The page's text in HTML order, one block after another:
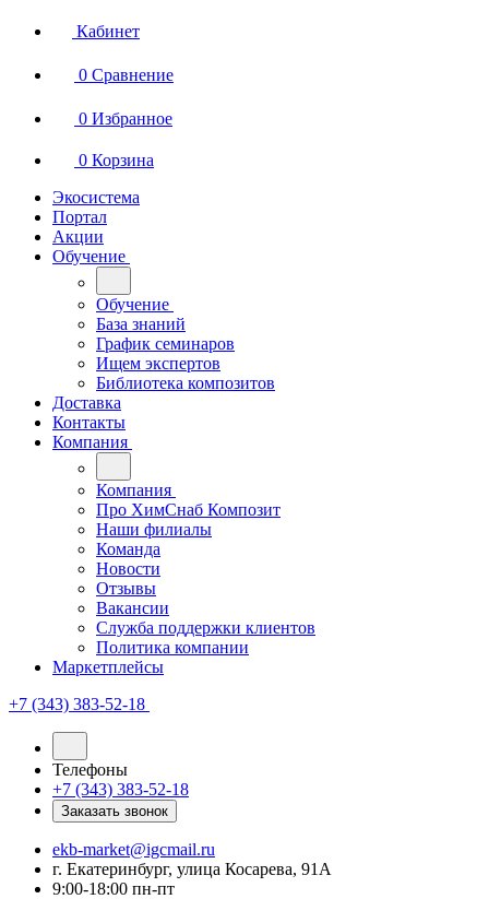
Кабинет
0 Сравнение
0 Избранное
0 Корзина
Экосистема
Портал
Акции
Обучение
Обучение
База знаний
График семинаров
Ищем экспертов
Библиотека композитов
Доставка
Контакты
Компания
Компания
Про ХимСнаб Композит
Наши филиалы
Команда
Новости
Отзывы
Вакансии
Служба поддержки клиентов
Политика компании
Маркетплейсы
+7 (343) 383-52-18
Телефоны
+7 (343) 383-52-18
Заказать звонок
ekb-market@igcmail.ru
г. Екатеринбург, улица Косарева, 91А
9:00-18:00 пн-пт